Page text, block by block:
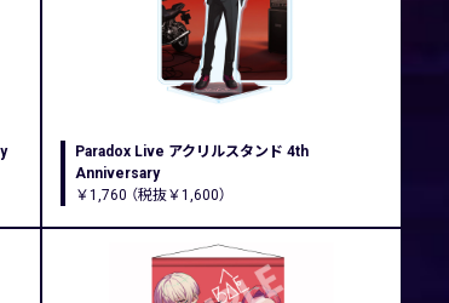
Paradox Live アクリルスタンド 4th
Anniversary
￥1,760 （税抜￥1,600）